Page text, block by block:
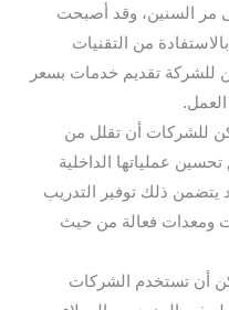
مر السنين، وقد أصبحت
من التقنيات
للشركة تقديم خدمات بسعر
للشركات أن تقلل من
عملياتها الداخلية
يتضمن ذلك توفير التدريب
ومعدات فعالة من حيث
أن تستخدم الشركات